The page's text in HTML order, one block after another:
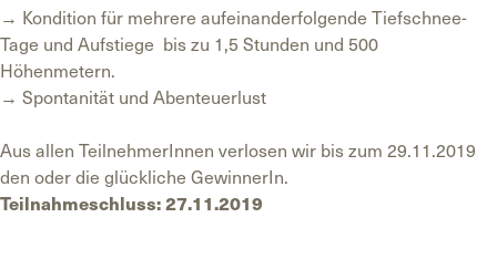
→ Kondition für mehrere aufeinanderfolgende Tiefschnee-
Tage und Aufstiege bis zu 1,5 Stunden und 500
Höhenmetern.
→ Spontanität und Abenteuerlust
Aus allen TeilnehmerInnen verlosen wir bis zum 29.11.2019
den oder die glückliche GewinnerIn.
Teilnahmeschluss: 27.11.2019